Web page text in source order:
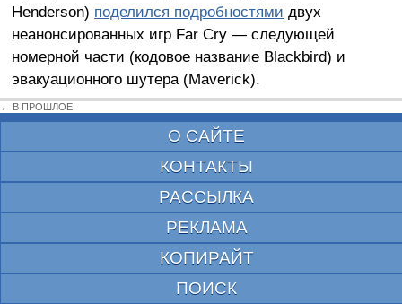
Henderson) поделился подробностями двух
неанонсированных игр Far Cry — следующей
номерной части (кодовое название Blackbird) и
эвакуационного шутера (Maverick).
← В ПРОШЛОЕ
О САЙТЕ
КОНТАКТЫ
РАССЫЛКА
РЕКЛАМА
КОПИРАЙТ
ПОИСК